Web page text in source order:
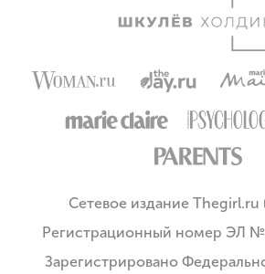
Сетевое издание Thegirl.ru
Регистрационный номер ЭЛ
Зарегистрировано